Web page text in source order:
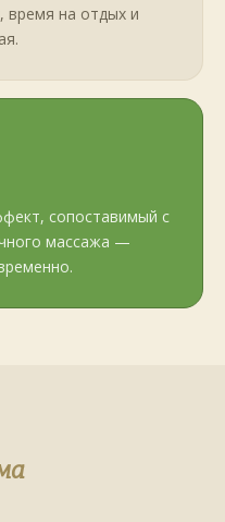
время на отдых и
сопоставимый с
массажа —